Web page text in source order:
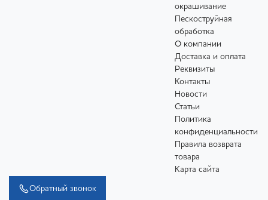
окрашивание
Пескоструйная
обработка
О компании
Доставка и оплата
Реквизиты
Контакты
Новости
Статьи
Политика
конфиденциальности
Правила возврата
товара
Карта сайта
Обратный звонок